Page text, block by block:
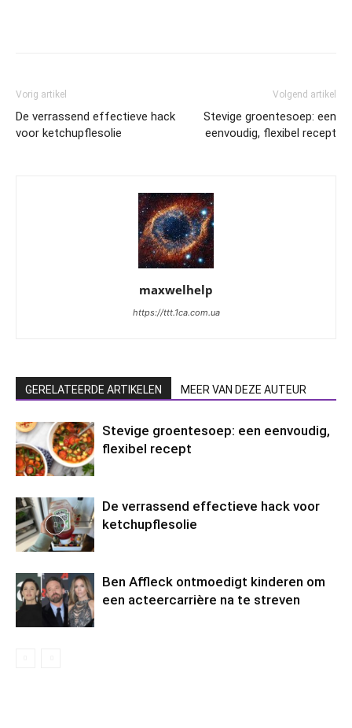
Vorig artikel
De verrassend effectieve hack
voor ketchupflesolie
Volgend artikel
Stevige groentesoep: een
eenvoudig, flexibel recept
maxwelhelp
https://ttt.1ca.com.ua
GERELATEERDE ARTIKELEN MEER VAN DEZE AUTEUR
Stevige groentesoep: een eenvoudig,
flexibel recept
De verrassend effectieve hack voor
ketchupflesolie
Ben Affleck ontmoedigt kinderen om
een acteercarrière na te streven